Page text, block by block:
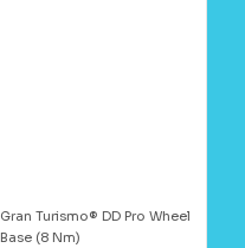
Gran Turismo® DD Pro Wheel
Base (8 Nm)